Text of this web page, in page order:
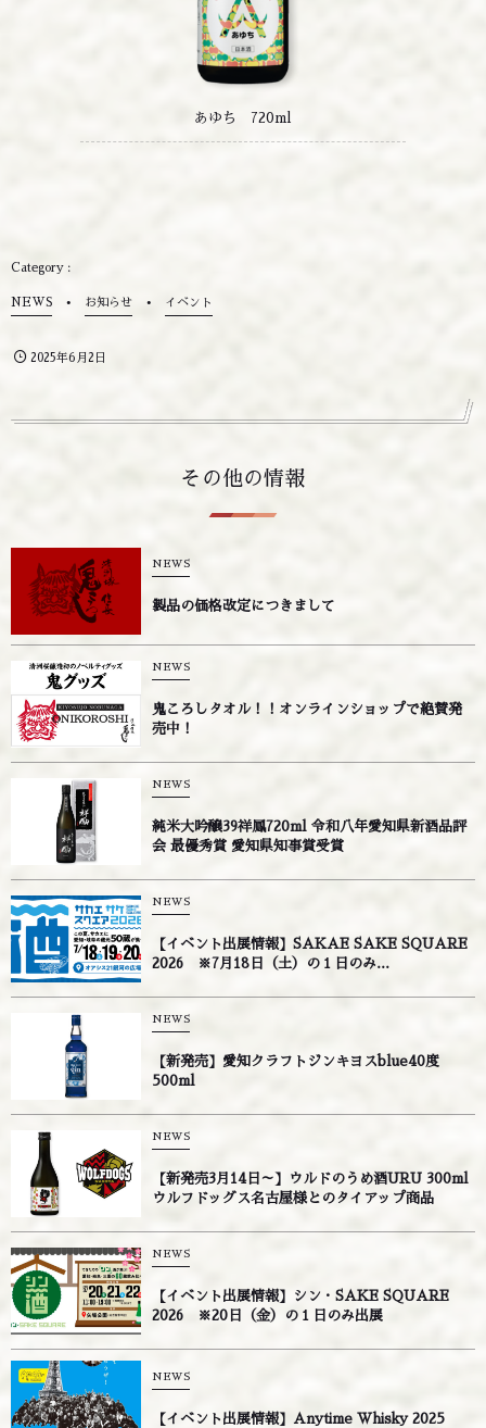
あゆち 720ml
NEWS お知らせ イベント
2025年6月2日
その他の情報
NEWS
製品の価格改定につきまして
NEWS
鬼ころしタオル！！オンラインショップで絶賛発
売中！
NEWS
純米大吟醸39祥鳳720ml 令和八年愛知県新酒品評
会 最優秀賞 愛知県知事賞受賞
NEWS
【イベント出展情報】SAKAE SAKE SQUARE
2026 ※7月18日（土）の１日のみ...
NEWS
【新発売】愛知クラフトジンキヨスblue40度
500ml
NEWS
【新発売3月14日～】ウルドのうめ酒URU 300ml
ウルフドッグス名古屋様とのタイアップ商品
NEWS
【イベント出展情報】シン・SAKE SQUARE
2026 ※20日（金）の１日のみ出展
NEWS
【イベント出展情報】Anytime Whisky 2025